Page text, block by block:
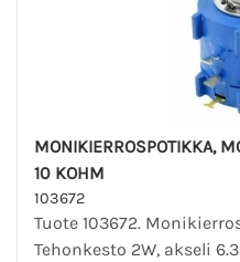
MONIKIERROSPOTIKKA,
10 KOHM
103672
Tuote 103672.
Tehonkesto 2W, akseli